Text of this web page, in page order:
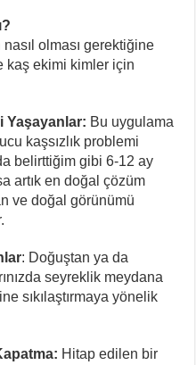
olması gerektiğine
kaş ekimi kimler için
Yaşayanlar: Bu uygulama
kaşsızlık problemi
belirttiğim gibi 6-12 ay
artık en doğal çözüm
ve doğal görünümü
: Doğuştan ya da
seyreklik meydana
sıkılaştırmaya yönelik
Hitap edilen bir